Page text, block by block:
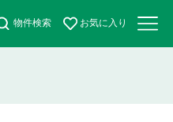
物件検索 お気に入り